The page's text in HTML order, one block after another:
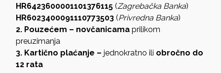
HR6423600001101376115(Zagrebačka Banka)
HR6023400091110773503(Privredna Banka)
2. Pouzećem – novčanicamaprilikom
preuzimanja
3. Kartično plaćanje –jednokratno ili obročno do
12 rata